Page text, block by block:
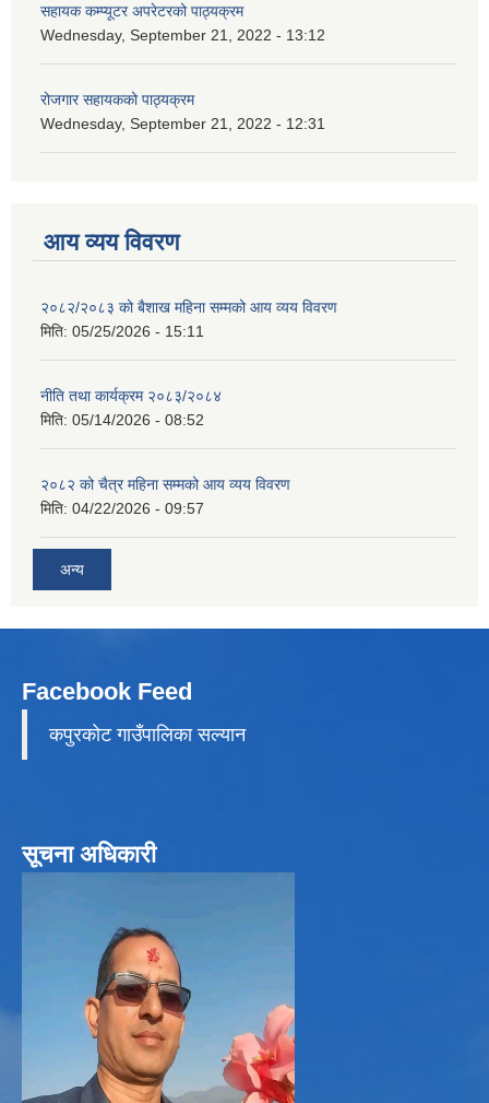
सहायक कम्प्यूटर अपरेटरको पाठ्यक्रम
Wednesday, September 21, 2022 - 13:12
रोजगार सहायकको पाठ्यक्रम
Wednesday, September 21, 2022 - 12:31
आय व्यय विवरण
२०८२/२०८३ को बैशाख महिना सम्मको आय व्यय विवरण
मिति: 05/25/2026 - 15:11
नीति तथा कार्यक्रम २०८३/२०८४
मिति: 05/14/2026 - 08:52
२०८२ को चैत्र महिना सम्मको आय व्यय विवरण
मिति: 04/22/2026 - 09:57
अन्य
Facebook Feed
कपुरकाेट गाउँपालिका सल्यान
सूचना अधिकारी